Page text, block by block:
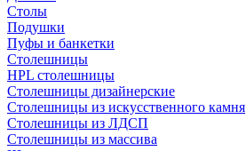
Столы
Подушки
Пуфы и банкетки
Столешницы
HPL столешницы
Столешницы дизайнерские
Столешницы из искусственного камня
Столешницы из ЛДСП
Столешницы из массива